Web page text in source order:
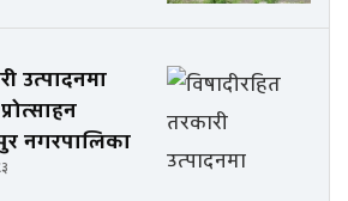
उत्पादनमा
नगरपालिका